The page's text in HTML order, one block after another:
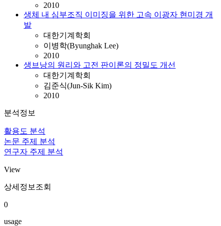
2010
생체 내 심부조직 이미징을 위한 고속 이광자 현미경 개
발
대한기계학회
이병학(Byunghak Lee)
2010
생브낭의 원리와 고전 판이론의 정밀도 개선
대한기계학회
김준식(Jun-Sik Kim)
2010
분석정보
활용도 분석
논문 주제 분석
연구자 주제 분석
View
상세정보조회
0
usage